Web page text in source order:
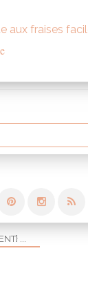
aux fraises
...